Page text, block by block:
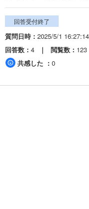
回答受付終了
質問日時
2025/5/1 16:27:14
回答数
4 閲覧数 123
共感した
0